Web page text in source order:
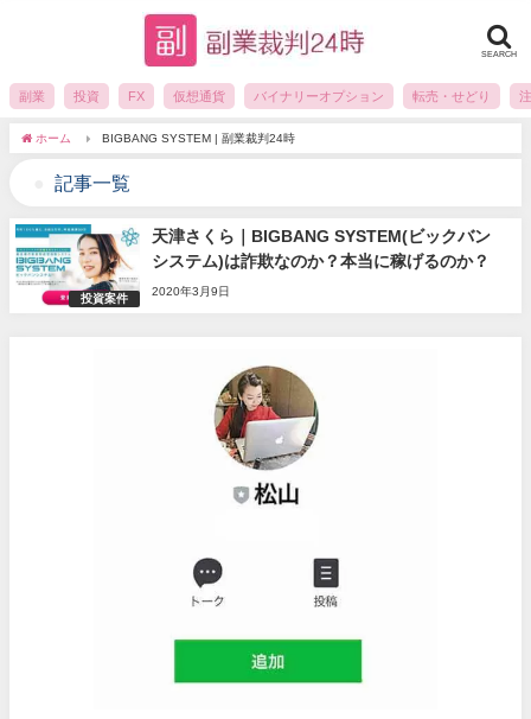
SEARCH
副業 投資 FX 仮想通貨 バイナリーオプション 転売・せどり
ホーム BIGBANG SYSTEM | 副業裁判24時
記事一覧
投資案件
天津さくら｜BIGBANG SYSTEM(ビックバン
システム)は詐欺なのか？本当に稼げるのか？
2020年3月9日